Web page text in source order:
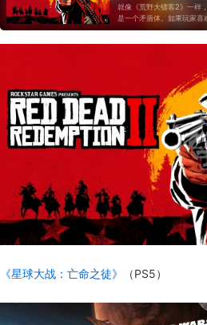
就像《荒野大镖客2》一样
是一个矛盾体。如果玩家喜
氛围，相信你也会很快地适
扯淡戏谑的氛围，恐怕《
《星球大战：亡命之徒》 （PS5）